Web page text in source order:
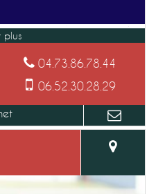
04.73.86.78.44
06.52.30.28.29